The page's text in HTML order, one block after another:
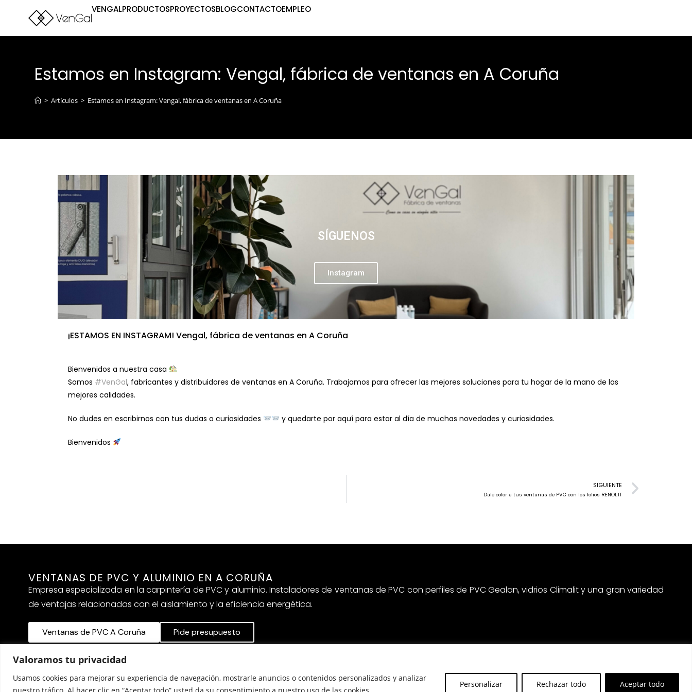
Valoramos tu privacidad
Usamos cookies para mejorar su experiencia de navegación, mostrarle anuncios o contenidos personalizados y analizar
nuestro tráfico. Al hacer clic en “Aceptar todo” usted da su consentimiento a nuestro uso de las cookies.
Personalizar Rechazar todo Aceptar todo
VENGALPRODUCTOSPROYECTOSBLOGCONTACTOEMPLEO
Estamos en Instagram: Vengal, fábrica de ventanas en A Coruña
> Artículos > Estamos en Instagram: Vengal, fábrica de ventanas en A Coruña
SÍGUENOS
Instagram
¡ESTAMOS EN INSTAGRAM! Vengal, fábrica de ventanas en A Coruña
Bienvenidos a nuestra casa
Somos #VenGal, fabricantes y distribuidores de ventanas en A Coruña. Trabajamos para ofrecer las mejores soluciones para tu hogar de la mano de las
mejores calidades.
No dudes en escribirnos con tus dudas o curiosidades y quedarte por aquí para estar al día de muchas novedades y curiosidades.
Bienvenidos
SIGUIENTE
Dale color a tus ventanas de PVC con los folios RENOLIT
VENTANAS DE PVC Y ALUMINIO EN A CORUÑA
Empresa especializada en la carpintería de PVC y aluminio. Instaladores de ventanas de PVC con perfiles de PVC Gealan, vidrios Climalit y una gran variedad
de ventajas relacionadas con el aislamiento y la eficiencia energética.
Ventanas de PVC A Coruña Pide presupuesto